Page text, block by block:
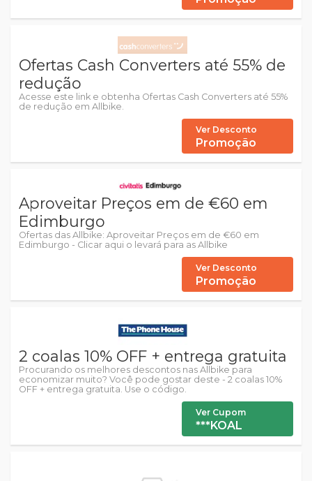
Ofertas Cash Converters até 55% de
redução
Acesse este link e obtenha Ofertas Cash Converters até 55%
de redução em Allbike.
Ver Desconto
Promoção
Aproveitar Preços em de €60 em
Edimburgo
Ofertas das Allbike: Aproveitar Preços em de €60 em
Edimburgo - Clicar aqui o levará para as Allbike
Ver Desconto
Promoção
2 coalas 10% OFF + entrega gratuita
Procurando os melhores descontos nas Allbike para
economizar muito? Você pode gostar deste - 2 coalas 10%
OFF + entrega gratuita. Use o código.
Ver Cupom
***KOAL